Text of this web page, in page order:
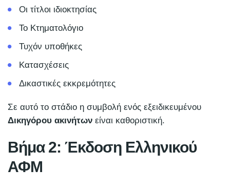
Οι τίτλοι ιδιοκτησίας
Το Κτηματολόγιο
Τυχόν υποθήκες
Κατασχέσεις
Δικαστικές εκκρεμότητες
Σε αυτό το στάδιο η συμβολή ενός εξειδικευμένου
Δικηγόρου ακινήτων είναι καθοριστική.
Βήμα 2: Έκδοση Ελληνικού
ΑΦΜ